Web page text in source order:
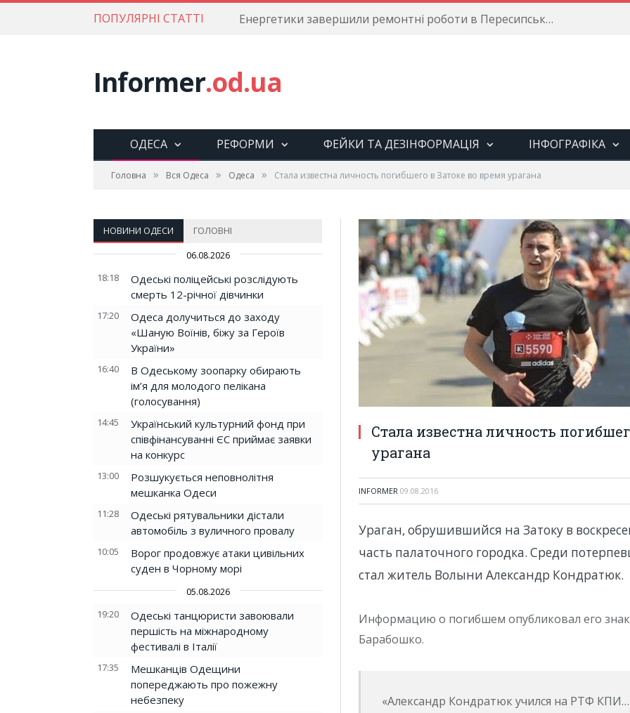
ПОПУЛЯРНІ СТАТТІ Енергетики завершили ремонтні роботи в Пересипському районі
Informer.od.ua
ОДЕСА РЕФОРМИ ФЕЙКИ ТА ДЕЗІНФОРМАЦІЯ ІНФОГРАФІКА
Головна » Вся Одеса » Одеса » Стала известна личность погибшего в Затоке во время урагана
НОВИНИ ОДЕСИ ГОЛОВНІ
06.08.2026
18:18
Одеські поліцейські розслідують
смерть 12-річної дівчинки
17:20
Одеса долучиться до заходу
«Шаную Воїнів, біжу за Героїв
України»
16:40
В Одеському зоопарку обирають
ім’я для молодого пелікана
(голосування)
14:45
Український культурний фонд при
співфінансуванні ЄС приймає заявки
на конкурс
13:00
Розшукується неповнолітня
мешканка Одеси
11:28
Одеські рятувальники дістали
автомобіль з вуличного провалу
10:05
Ворог продовжує атаки цивільних
суден в Чорному морі
05.08.2026
19:20
Одеські танцюристи завоювали
першість на міжнародному
фестивалі в Італії
17:35
Мешканців Одещини
попереджають про пожежну
небезпеку
Стала известна личность
урагана
INFORMER 09.08.2016
Ураган, обрушившийся на Затоку в
часть палаточного городка. Среди
стал житель Волыни Александр Кондратюк.
Информацию о погибшем опубликовал его
Барабошко.
«Александр Кондратюк учился на РТФ